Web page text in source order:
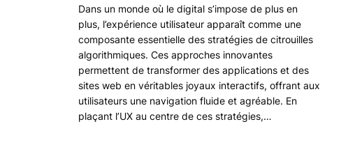
Dans un monde où le digital s’impose de plus en
plus, l’expérience utilisateur apparaît comme une
composante essentielle des stratégies de citrouilles
algorithmiques. Ces approches innovantes
permettent de transformer des applications et des
sites web en véritables joyaux interactifs, offrant aux
utilisateurs une navigation fluide et agréable. En
plaçant l’UX au centre de ces stratégies,…